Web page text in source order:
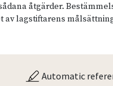
åtgärder.
av lagstiftarens
Automatic